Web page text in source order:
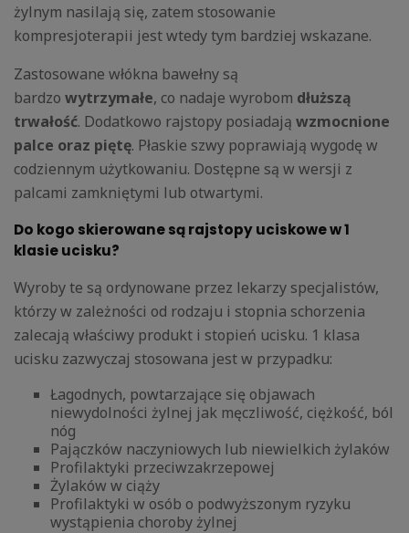
żylnym nasilają się, zatem stosowanie
kompresjoterapii jest wtedy tym bardziej wskazane.
Zastosowane włókna bawełny są
bardzo wytrzymałe, co nadaje wyrobom dłuższą
trwałość. Dodatkowo rajstopy posiadają wzmocnione
palce oraz piętę. Płaskie szwy poprawiają wygodę w
codziennym użytkowaniu. Dostępne są w wersji z
palcami zamkniętymi lub otwartymi.
Do kogo skierowane są rajstopy uciskowe w 1
klasie ucisku?
Wyroby te są ordynowane przez lekarzy specjalistów,
którzy w zależności od rodzaju i stopnia schorzenia
zalecają właściwy produkt i stopień ucisku. 1 klasa
ucisku zazwyczaj stosowana jest w przypadku:
Łagodnych, powtarzające się objawach
niewydolności żylnej jak męczliwość, ciężkość, ból
nóg
Pajączków naczyniowych lub niewielkich żylaków
Profilaktyki przeciwzakrzepowej
Żylaków w ciąży
Profilaktyki w osób o podwyższonym ryzyku
wystąpienia choroby żylnej